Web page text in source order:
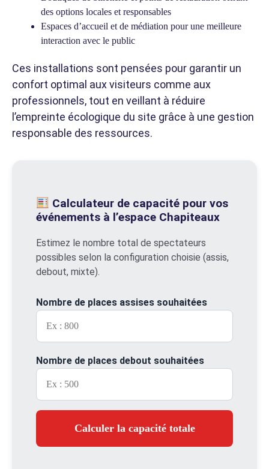
des options locales et responsables
Espaces d’accueil et de médiation pour une meilleure
interaction avec le public
Ces installations sont pensées pour garantir un
confort optimal aux visiteurs comme aux
professionnels, tout en veillant à réduire
l’empreinte écologique du site grâce à une gestion
responsable des ressources.
Calculateur de capacité pour vos
événements à l’espace Chapiteaux
Estimez le nombre total de spectateurs
possibles selon la configuration choisie (assis,
debout, mixte).
Nombre de places assises souhaitées
Nombre de places debout souhaitées
Calculer la capacité totale